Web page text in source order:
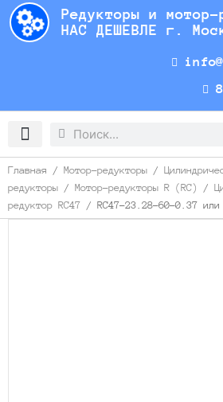
Перейти
содержимому
Редукторы и мотор-
НАС ДЕШЕВЛЕ г.
Search
Search
Главная / Мотор-редукторы /
редукторы / Мотор-редукторы R (RC) /
редуктор RC47 / RC47-23.28-60-0.37 или